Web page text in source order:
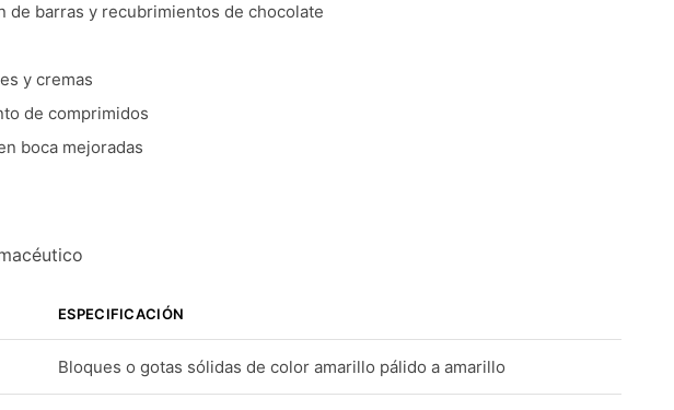
de barras y recubrimientos de chocolate
y cremas
de comprimidos
boca mejoradas
ESPECIFICACIÓN
Bloques o gotas sólidas de color amarillo pálido a amarillo